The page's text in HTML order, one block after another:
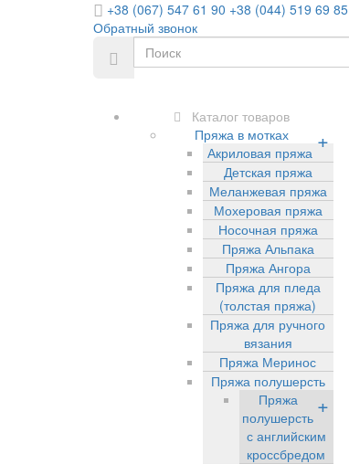
+38 (067) 547 61 90 +38 (044) 519 69 85
Обратный звонок
Каталог товаров
Пряжа в мотках
+
Акриловая пряжа
Детская пряжа
Меланжевая пряжа
Мохеровая пряжа
Носочная пряжа
Пряжа Альпака
Пряжа Ангора
Пряжа для пледа
(толстая пряжа)
Пряжа для ручного
вязания
Пряжа Меринос
Пряжа полушерсть
+
Пряжа
полушерсть
с английским
кроссбредом